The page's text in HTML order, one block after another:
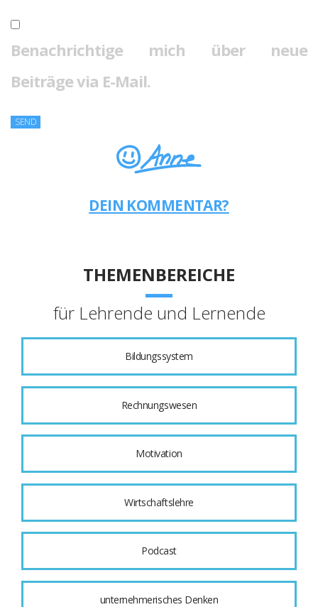
Benachrichtige mich über neue
Beiträge via E-Mail.
DEIN KOMMENTAR?
THEMENBEREICHE
für Lehrende und Lernende
Bildungssystem
Rechnungswesen
Motivation
Wirtschaftslehre
Podcast
unternehmerisches Denken